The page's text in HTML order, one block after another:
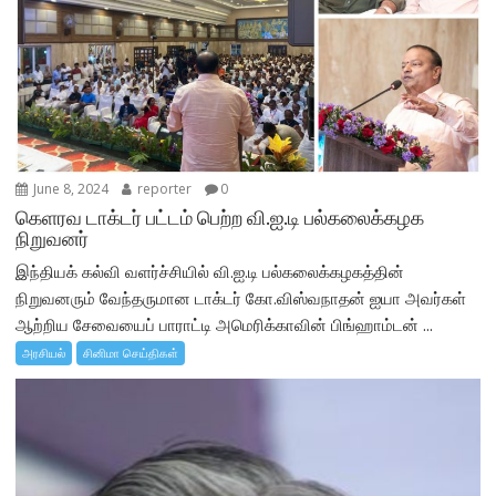
June 8, 2024 reporter 0
கெளரவ டாக்டர் பட்டம் பெற்ற வி.ஐ.டி பல்கலைக்கழக
நிறுவனர்
இந்தியக் கல்வி வளர்ச்சியில் வி.ஐ.டி பல்கலைக்கழகத்தின்
நிறுவனரும் வேந்தருமான டாக்டர் கோ.விஸ்வநாதன் ஐயா அவர்கள்
ஆற்றிய சேவையைப் பாராட்டி அமெரிக்காவின் பிங்ஹாம்டன் ...
அரசியல் சினிமா செய்திகள்